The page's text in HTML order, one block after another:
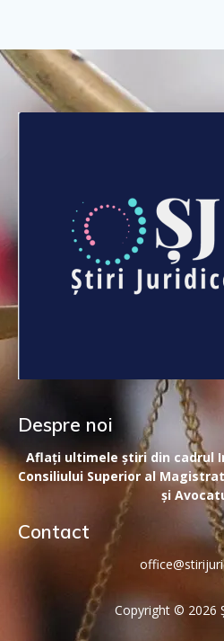
Despre noi
Aflați ultimele știri din cadrul
Consiliului Superior al
și
Contact
Copyright © 2026